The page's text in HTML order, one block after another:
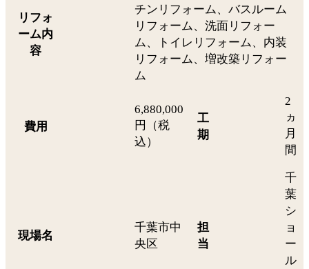
リフォ
ーム内
容
チンリフォーム、バスルーム
リフォーム、洗面リフォー
ム、トイレリフォーム、内装
リフォーム、増改築リフォー
ム
費用
6,880,000
円（税
込）
工
期
2
ヵ
月
間
現場名
千葉市中
央区
担
当
千
葉
シ
ョ
ー
ル